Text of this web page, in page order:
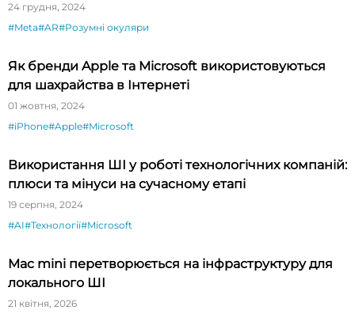
24 грудня, 2024
#Meta#AR#Розумні окуляри
Як бренди Apple та Microsoft використовуються
для шахрайства в Інтернеті
01 жовтня, 2024
#iPhone#Apple#Microsoft
Використання ШІ у роботі технологічних компаній:
плюси та мінуси на сучасному етапі
19 серпня, 2024
#AI#Технології#Microsoft
Mac mini перетворюється на інфраструктуру для
локального ШІ
21 квітня, 2026